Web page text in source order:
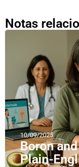
Notas
10/09/2025
Boron
Plain-